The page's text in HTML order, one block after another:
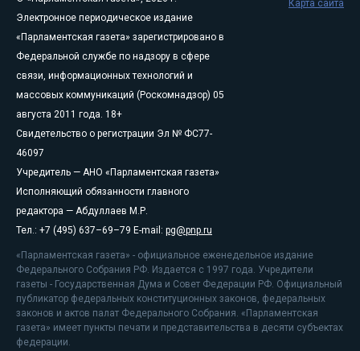
Электронное периодическое издание
«Парламентская газета» зарегистрировано в
Федеральной службе по надзору в сфере
связи, информационных технологий и
массовых коммуникаций (Роскомнадзор) 05
августа 2011 года. 18+
Свидетельство о регистрации Эл № ФС77-
46097
Учредитель — АНО «Парламентская газета»
Исполняющий обязанности главного
редактора — Абдуллаев М.Р.
Тел.: +7 (495) 637–69–79 E-mail: pg@pnp.ru
«Парламентская газета» - официальное еженедельное издание
Федерального Собрания РФ. Издается с 1997 года. Учредители
газеты - Государственная Дума и Совет Федерации РФ. Официальный
публикатор федеральных конституционных законов, федеральных
законов и актов палат Федерального Собрания. «Парламентская
газета» имеет пункты печати и представительства в десяти субъектах
федерации.
Карта сайта